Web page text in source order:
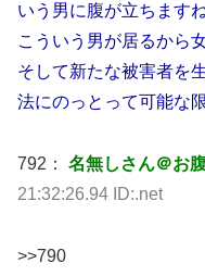
いう男に腹が立ちます
こういう男が居るから
そして新たな被害者を
法にのっとって可能な
792： 名無しさん＠お
21:32:26.94 ID:.net
>>790